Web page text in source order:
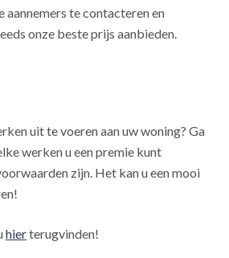
aannemers te contacteren en
onze beste prijs aanbieden.
uit te voeren aan uw woning? Ga
werken u een premie kunt
zijn. Het kan u een mooi
hierterugvinden!